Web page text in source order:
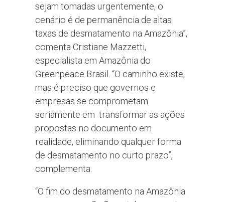
sejam tomadas urgentemente, o
cenário é de permanência de altas
taxas de desmatamento na Amazônia”,
comenta Cristiane Mazzetti,
especialista em Amazônia do
Greenpeace Brasil. “O caminho existe,
mas é preciso que governos e
empresas se comprometam
seriamente em transformar as ações
propostas no documento em
realidade, eliminando qualquer forma
de desmatamento no curto prazo”,
complementa.
“O fim do desmatamento na Amazônia